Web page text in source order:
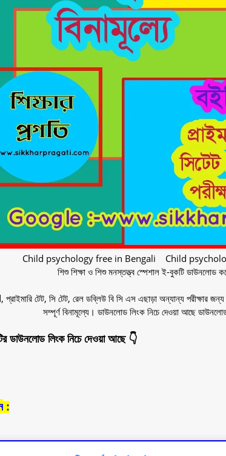
Child psychology free in Bengali Child
শিশু শিক্ষা ও শিশু মনস্তত্ত্ব স্পেশাল ই-বুকটি ডাউনলোড
টেট, সি টেট, রেল ডব্লিউ বি সি এস এছাড়া অন্যান্য পরীক্ষার
সম্পূর্ণ বিনামূল্যে। ডাউনলোড লিংক নিচে দেওয়া আছে
ডাউনলোড লিংক নিচে দেওয়া আছে 👇
: